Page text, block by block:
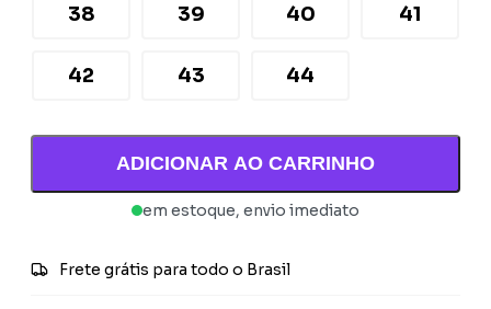
38 39 40 41
42 43 44
ADICIONAR AO CARRINHO
em estoque, envio imediato
Frete grátis para todo o Brasil